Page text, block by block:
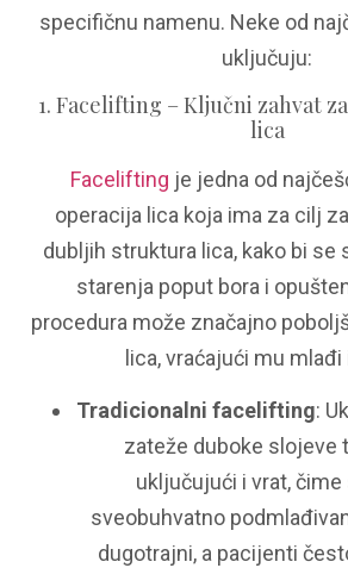
specifičnu namenu. Neke od
uključuju:
1. Facelifting – Ključni zahvat
lica
Facelifting je jedna od
operacija lica koja ima za cilj
dubljih struktura lica, kako bi se
starenja poput bora i
procedura može značajno
lica, vraćajući mu
Tradicionalni facelifting:
zateže duboke slojeve
uključujući i vrat,
sveobuhvatno
dugotrajni, a pacijenti